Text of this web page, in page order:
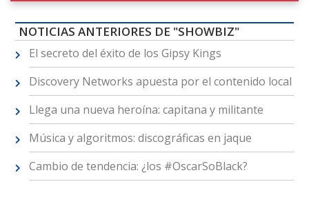
NOTICIAS ANTERIORES DE "SHOWBIZ"
El secreto del éxito de los Gipsy Kings
Discovery Networks apuesta por el contenido local
Llega una nueva heroína: capitana y militante
Música y algoritmos: discográficas en jaque
Cambio de tendencia: ¿los #OscarSoBlack?